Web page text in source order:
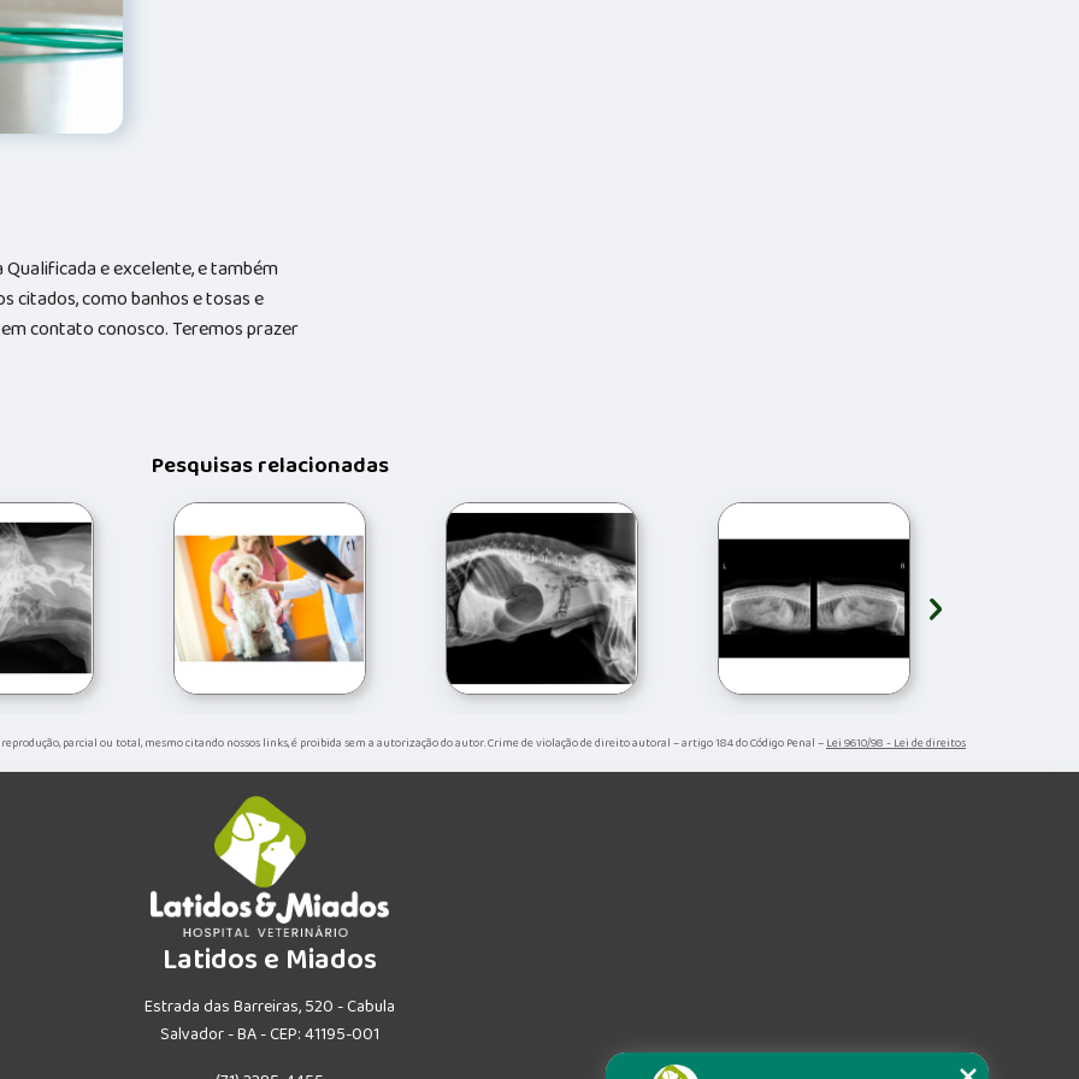
e excelente, e também
citados, como banhos e tosas e
contato conosco. Teremos prazer
Pesquisas relacionadas
›
reprodução, parcial ou total, mesmo citando nossos links, é proibida sem a autorização do autor. Crime de violação de direito autoral – artigo 184 do Código Penal –Lei 9610/98 - Lei de direitos
Latidos e Miados
Estrada das Barreiras, 520 - Cabula
Salvador - BA - CEP: 41195-001